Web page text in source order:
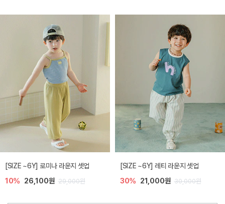
[SIZE ~6Y] 로미나 라운지 셋업
10% 26,100원 29,000원
[SIZE ~6Y] 레티 라운지 셋업
30% 21,000원 30,000원